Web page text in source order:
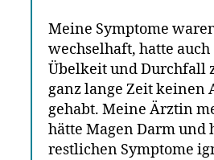
Meine Symptome
wechselhaft, hatte auch
Übelkeit und Durchfall
ganz lange Zeit keinen
gehabt. Meine Ärztin
hätte Magen Darm und
restlichen Symptome